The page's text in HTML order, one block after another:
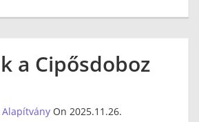
a Cipősdoboz
Alapítvány On 2025.11.26.